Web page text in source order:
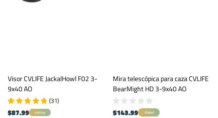
Visor CVLIFE JackalHowl F02 3-
9x40 AO
(31)
$87.99 USA Only
Mira telescópica para caza CVLIFE
BearMight HD 3-9x40 AO
$143.99 Global